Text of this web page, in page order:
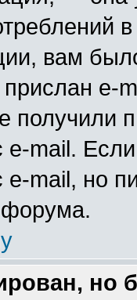
вам
e-
получили
e-mail.
mail, но
но